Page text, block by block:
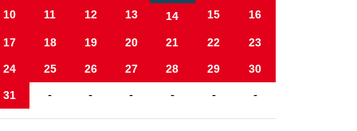
10 11 12 13 14 15 16
17 18 19 20 21 22 23
24 25 26 27 28 29 30
31 - - - - - -